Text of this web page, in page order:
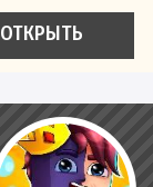
ОТКРЫТЬ